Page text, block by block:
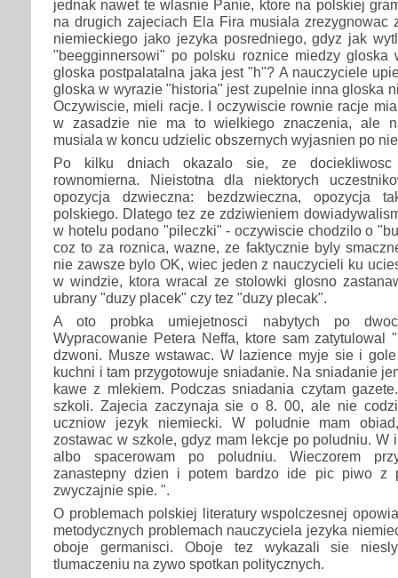
jednak nawet te wlasnie Panie, ktore na polskiej
na drugich zajeciach Ela Fira musiala zrezygnowac
niemieckiego jako jezyka posredniego, gdyz jak
"beegginnersowi" po polsku roznice miedzy
gloska postpalatalna jaka jest "h"? A nauczyciele
gloska w wyrazie "historia" jest zupelnie inna gloska
Oczywiscie, mieli racje. I oczywiscie rownie racje
w zasadzie nie ma to wielkiego znaczenia, ale
musiala w koncu udzielic obszernych wyjasnien po
Po kilku dniach okazalo sie, ze
rownomierna. Nieistotna dla niektorych
opozycja dzwieczna: bezdzwieczna, opozycja
polskiego. Dlatego tez ze zdziwieniem
w hotelu podano "pileczki" - oczywiscie chodzilo o
coz to za roznica, wazne, ze faktycznie byly
nie zawsze bylo OK, wiec jeden z nauczycieli ku
w windzie, ktora wracal ze stolowki glosno
ubrany "duzy placek" czy tez "duzy plecak".
A oto probka umiejetnosci nabytych po
Wypracowanie Petera Neffa, ktore sam zatytulowal
dzwoni. Musze wstawac. W lazience myje sie i
kuchni i tam przygotowuje sniadanie. Na sniadanie
kawe z mlekiem. Podczas sniadania czytam
szkoli. Zajecia zaczynaja sie o 8. 00, ale nie
uczniow jezyk niemiecki. W poludnie mam
zostawac w szkole, gdyz mam lekcje po poludniu. W
albo spacerowam po poludniu. Wieczorem
zanastepny dzien i potem bardzo ide pic piwo z
zwyczajnie spie. ".
O problemach polskiej literatury wspolczesnej
metodycznych problemach nauczyciela jezyka
oboje germanisci. Oboje tez wykazali sie
tlumaczeniu na zywo spotkan politycznych.